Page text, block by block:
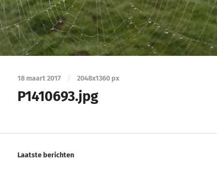
18 maart 2017 / 2048x1360 px
P1410693.jpg
Laatste berichten